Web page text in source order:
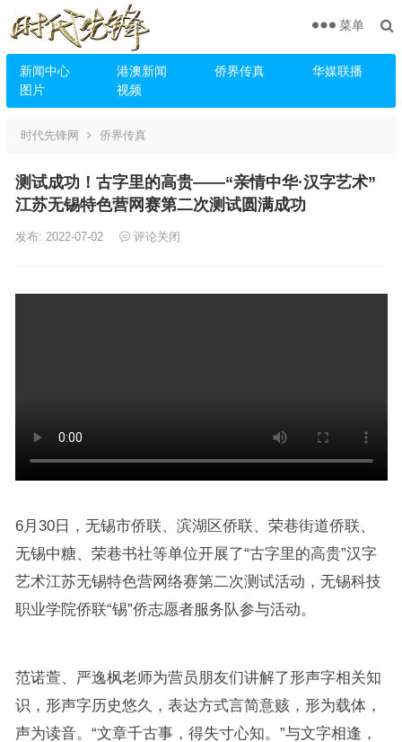
新闻中心 港澳新闻 侨界传真
华媒联播
图片
视频
菜单
时代先锋网 侨界传真
测试成功！古字里的高贵——“亲情中华·汉字艺术”
江苏无锡特色营网赛第二次测试圆满成功
发布: 2022-07-02 评论关闭
6月30日，无锡市侨联、滨湖区侨联、荣巷街道侨联、
无锡中糖、荣巷书社等单位开展了“古字里的高贵”汉字
艺术江苏无锡特色营网络赛第二次测试活动，无锡科技
职业学院侨联“锡”侨志愿者服务队参与活动。
范诺萱、严逸枫老师为营员朋友们讲解了形声字相关知
识，形声字历史悠久，表达方式言简意赅，形为载体，
声为读音。“文章千古事，得失寸心知。”与文字相逢，